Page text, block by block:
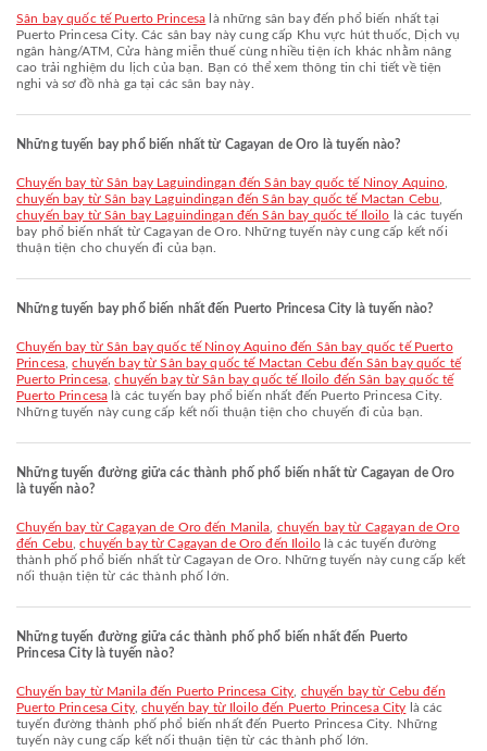
Sân bay quốc tế Puerto Princesa là những sân bay đến phổ biến nhất tại
Puerto Princesa City. Các sân bay này cung cấp Khu vực hút thuốc, Dịch vụ
ngân hàng/ATM, Cửa hàng miễn thuế cùng nhiều tiện ích khác nhằm nâng
cao trải nghiệm du lịch của bạn. Bạn có thể xem thông tin chi tiết về tiện
nghi và sơ đồ nhà ga tại các sân bay này.
Những tuyến bay phổ biến nhất từ Cagayan de Oro là tuyến nào?
chuyến bay từ Sân bay Laguindingan đến Sân bay quốc tế Ninoy Aquino
chuyến bay từ Sân bay Laguindingan đến Sân bay quốc tế Mactan Cebu
chuyến bay từ Sân bay Laguindingan đến Sân bay quốc tế Iloilo là các tuyến
bay phổ biến nhất từ Cagayan de Oro. Những tuyến này cung cấp kết nối
thuận tiện cho chuyến đi của bạn.
Những tuyến bay phổ biến nhất đến Puerto Princesa City là tuyến nào?
chuyến bay từ Sân bay quốc tế Ninoy Aquino đến Sân bay quốc tế Puerto
Princesa ,chuyến bay từ Sân bay quốc tế Mactan Cebu đến Sân bay quốc tế
Puerto Princesa ,chuyến bay từ Sân bay quốc tế Iloilo đến Sân bay quốc tế
Puerto Princesa là các tuyến bay phổ biến nhất đến Puerto Princesa City.
Những tuyến này cung cấp kết nối thuận tiện cho chuyến đi của bạn.
Những tuyến đường giữa các thành phố phổ biến nhất từ Cagayan de Oro
là tuyến nào?
chuyến bay từ Cagayan de Oro đến Manila chuyến bay từ Cagayan de Oro
đến Cebu ,chuyến bay từ Cagayan de Oro đến Iloilolà các tuyến đường
thành phố phổ biến nhất từ Cagayan de Oro. Những tuyến này cung cấp kết
nối thuận tiện từ các thành phố lớn.
Những tuyến đường giữa các thành phố phổ biến nhất đến Puerto
Princesa City là tuyến nào?
chuyến bay từ Manila đến Puerto Princesa City chuyến bay từ Cebu đến
Puerto Princesa City,chuyến bay từ Iloilo đến Puerto Princesa City là các
tuyến đường thành phố phổ biến nhất đến Puerto Princesa City. Những
tuyến này cung cấp kết nối thuận tiện từ các thành phố lớn.